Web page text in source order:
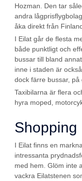
Hozman. Den tar
andra
åka direkt från
I Eilat går de flesta
både punktligt och
bussar till bland
inne i staden är
dock färre bussar, på
Taxibilarna är flera
hyra moped,
Shopping
I Eilat finns en
intressanta
med hem. Glöm inte
vackra Eilatstenen